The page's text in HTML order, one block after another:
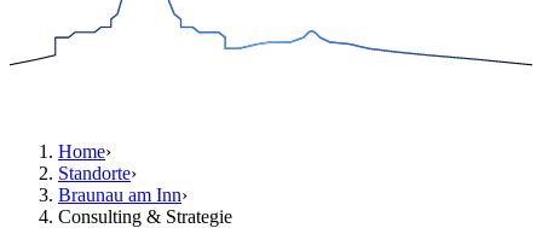
Home›
Standorte›
Braunau am Inn›
Consulting & Strategie